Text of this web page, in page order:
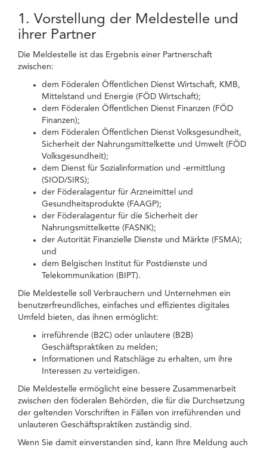
1. Vorstellung der Meldestelle und
ihrer Partner
Die Meldestelle ist das Ergebnis einer Partnerschaft
zwischen:
dem Föderalen Öffentlichen Dienst Wirtschaft, KMB,
Mittelstand und Energie (FÖD Wirtschaft);
dem Föderalen Öffentlichen Dienst Finanzen (FÖD
Finanzen);
dem Föderalen Öffentlichen Dienst Volksgesundheit,
Sicherheit der Nahrungsmittelkette und Umwelt (FÖD
Volksgesundheit);
dem Dienst für Sozialinformation und -ermittlung
(SIOD/SIRS);
der Föderalagentur für Arzneimittel und
Gesundheitsprodukte (FAAGP);
der Föderalagentur für die Sicherheit der
Nahrungsmittelkette (FASNK);
der Autorität Finanzielle Dienste und Märkte (FSMA);
und
dem Belgischen Institut für Postdienste und
Telekommunikation (BIPT).
Die Meldestelle soll Verbrauchern und Unternehmen ein
benutzerfreundliches, einfaches und effizientes digitales
Umfeld bieten, das ihnen ermöglicht:
irreführende (B2C) oder unlautere (B2B)
Geschäftspraktiken zu melden;
Informationen und Ratschläge zu erhalten, um ihre
Interessen zu verteidigen.
Die Meldestelle ermöglicht eine bessere Zusammenarbeit
zwischen den föderalen Behörden, die für die Durchsetzung
der geltenden Vorschriften in Fällen von irreführenden und
unlauteren Geschäftspraktiken zuständig sind.
Wenn Sie damit einverstanden sind, kann Ihre Meldung auch